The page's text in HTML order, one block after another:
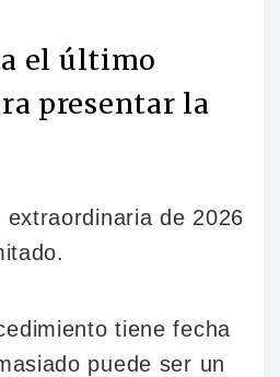
el último
presentar la
extraordinaria de 2026
tiene fecha
puede ser un